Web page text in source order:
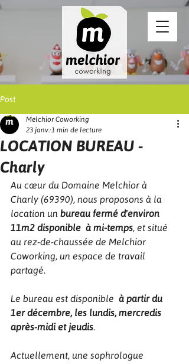
Post
LOCATION BUREAU -
Charly
Melchior Coworking
23 janv. 1 min de lecture
Au cœur du Domaine Melchior à
Charly (69390), nous proposons à la
location un bureau fermé d'environ
11m2 disponible à mi-temps, et situé
au rez-de-chaussée de Melchior
Coworking, un espace de travail
partagé.
Le bureau est disponible à partir du
1er décembre, les lundis, mercredis
après-midi et jeudis.
Actuellement, une sophrologue